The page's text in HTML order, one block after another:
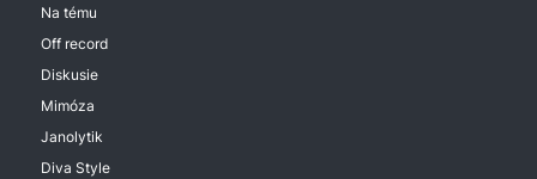
Na tému
Off record
Diskusie
Mimóza
Janolytik
Diva Style